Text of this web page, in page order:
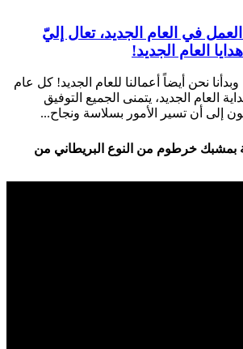
في العام الجديد، تعال إليّ
العام الجديد!
وبدأنا نحن أيضاً أعمالنا للعام الجديد! كل عام
العام الجديد، يتمنى الجميع التوفيق
إلى أن تسير الأمور بسلاسة ونجاح...
بمشبك خرطوم من النوع البريطاني من